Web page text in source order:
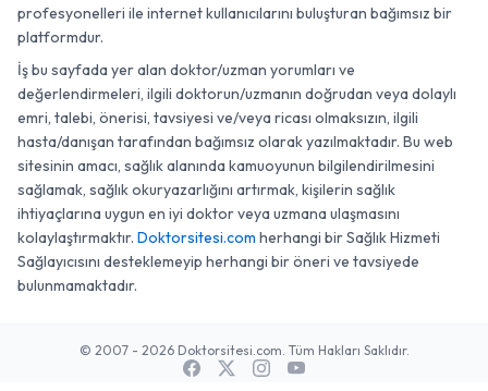
profesyonelleri ile internet kullanıcılarını buluşturan bağımsız bir
platformdur.
İş bu sayfada yer alan doktor/uzman yorumları ve
değerlendirmeleri, ilgili doktorun/uzmanın doğrudan veya dolaylı
emri, talebi, önerisi, tavsiyesi ve/veya ricası olmaksızın, ilgili
hasta/danışan tarafından bağımsız olarak yazılmaktadır. Bu web
sitesinin amacı, sağlık alanında kamuoyunun bilgilendirilmesini
sağlamak, sağlık okuryazarlığını artırmak, kişilerin sağlık
ihtiyaçlarına uygun en iyi doktor veya uzmana ulaşmasını
kolaylaştırmaktır. Doktorsitesi.com herhangi bir Sağlık Hizmeti
Sağlayıcısını desteklemeyip herhangi bir öneri ve tavsiyede
bulunmamaktadır.
© 2007 - 2026 Doktorsitesi.com. Tüm Hakları Saklıdır.